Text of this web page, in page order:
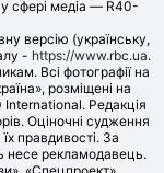
у сфері медіа — R40-
версію (українську,
- https://www.rbc.ua.
Всі фотографії на
розміщені на
International. Редакція
Оціночні судження
правдивості. За
несе рекламодавець.